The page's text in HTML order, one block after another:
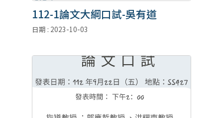
112-1論文大綱口試-吳有道
日期 : 2023-10-03